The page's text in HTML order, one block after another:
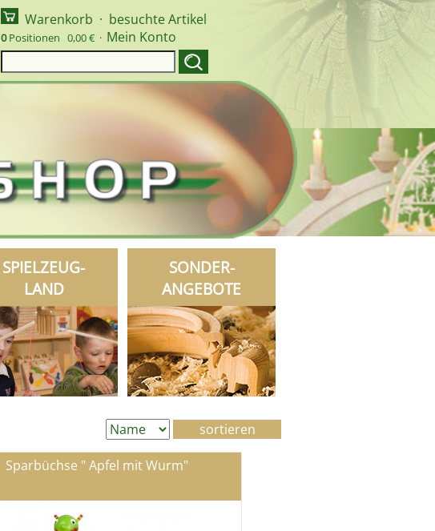
Warenkorb · besuchte Artikel
0Positionen 0,00 € · Mein Konto
SPIELZEUG-
LAND
SONDER-
ANGEBOTE
Sparbüchse " Apfel mit Wurm"